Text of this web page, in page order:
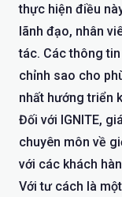
thực hiện điều
lãnh đạo, nhân
tác. Các thông
chỉnh sao cho
nhất hướng triển
Đối với IGNITE,
chuyên môn về
với các khách
Với tư cách là